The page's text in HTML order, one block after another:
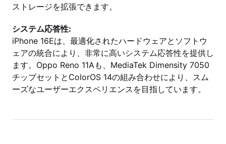
ストレージを拡張できます。
システム応答性:
iPhone 16Eは、最適化されたハードウェアとソフトウ
ェアの統合により、非常に高いシステム応答性を提供し
ます。Oppo Reno 11Aも、MediaTek Dimensity 7050
チップセットとColorOS 14の組み合わせにより、スム
ーズなユーザーエクスペリエンスを目指しています。